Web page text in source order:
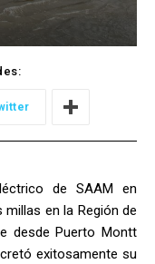
de SAAM en
en la Región de
desde Puerto Montt
exitosamente su